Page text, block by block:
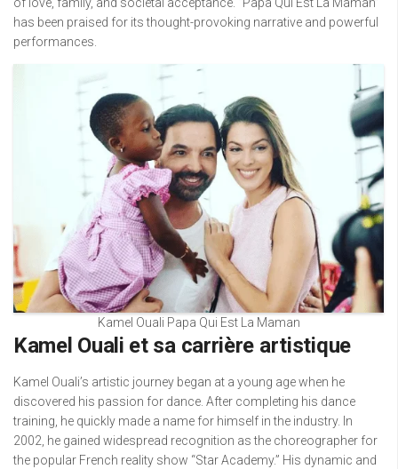
of love, family, and societal acceptance. “Papa Qui Est La Maman”
has been praised for its thought-provoking narrative and powerful
performances.
Kamel Ouali Papa Qui Est La Maman
Kamel Ouali et sa carrière artistique
Kamel Ouali’s artistic journey began at a young age when he
discovered his passion for dance. After completing his dance
training, he quickly made a name for himself in the industry. In
2002, he gained widespread recognition as the choreographer for
the popular French reality show “Star Academy.” His dynamic and